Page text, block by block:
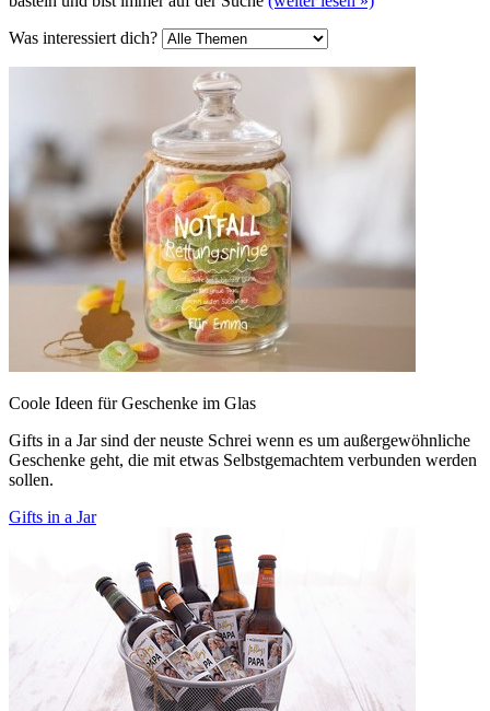
Was interessiert dich?
Coole Ideen für Geschenke im Glas
Gifts in a Jar sind der neuste Schrei wenn es um außergewöhnliche
Geschenke geht, die mit etwas Selbstgemachtem verbunden werden
sollen.
Gifts in a Jar